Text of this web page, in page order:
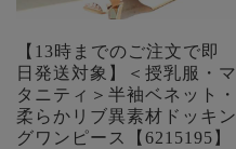
【13時までのご注文で即
日発送対象】＜授乳服・マ
タニティ＞半袖ベネット・
柔らかリブ異素材ドッキン
グワンピース【6215195】